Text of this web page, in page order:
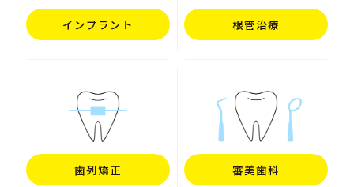
インプラント 根管治療
歯列矯正 審美歯科